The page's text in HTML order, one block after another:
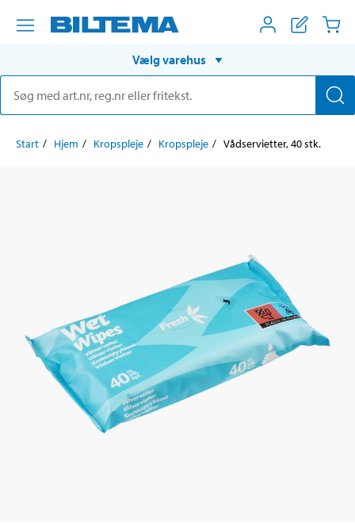
Vælg varehus
Start Hjem Kropspleje Kropspleje Vådservietter, 40 stk.